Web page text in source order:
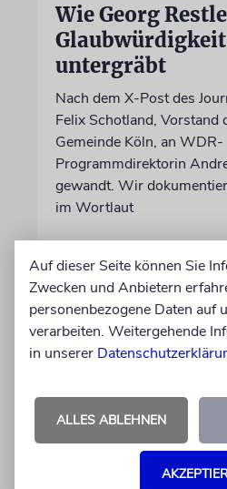
Wie Georg
Glaubwürdigkeit
untergräbt
Nach dem X-Post des
Felix Schotland, Vorstand
Gemeinde Köln, an WDR-
Programmdirektorin
gewandt. Wir
im Wortlaut
von Felix Schotland
07.08.2026
Auf dieser Seite können Sie
Zwecken und Anbietern
personenbezogene Daten auf
verarbeiten. Weitergehende
in unserer
ALLES ABLEHNEN